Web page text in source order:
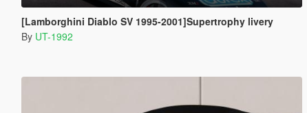
[Lamborghini Diablo SV 1995-2001]Supertrophy livery
By UT-1992